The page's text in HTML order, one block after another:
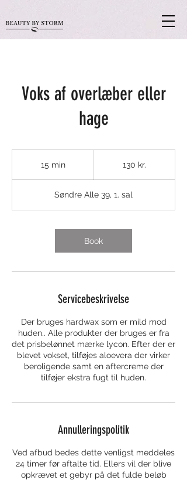
Voks af overlæber eller
hage
15 min
n
130 kr.
Søndre Alle 39, 1. sal
Book
Servicebeskrivelse
Der bruges hardwax som er mild mod
huden.. Alle produkter der bruges er fra
det prisbelønnet mærke lycon. Efter der er
blevet vokset, tilføjes aloevera der virker
beroligende samt en aftercreme der
tilføjer ekstra fugt til huden.
Annulleringspolitik
Ved afbud bedes dette venligst meddeles
24 timer før aftalte tid. Ellers vil der blive
opkrævet et gebyr på det fulde beløb